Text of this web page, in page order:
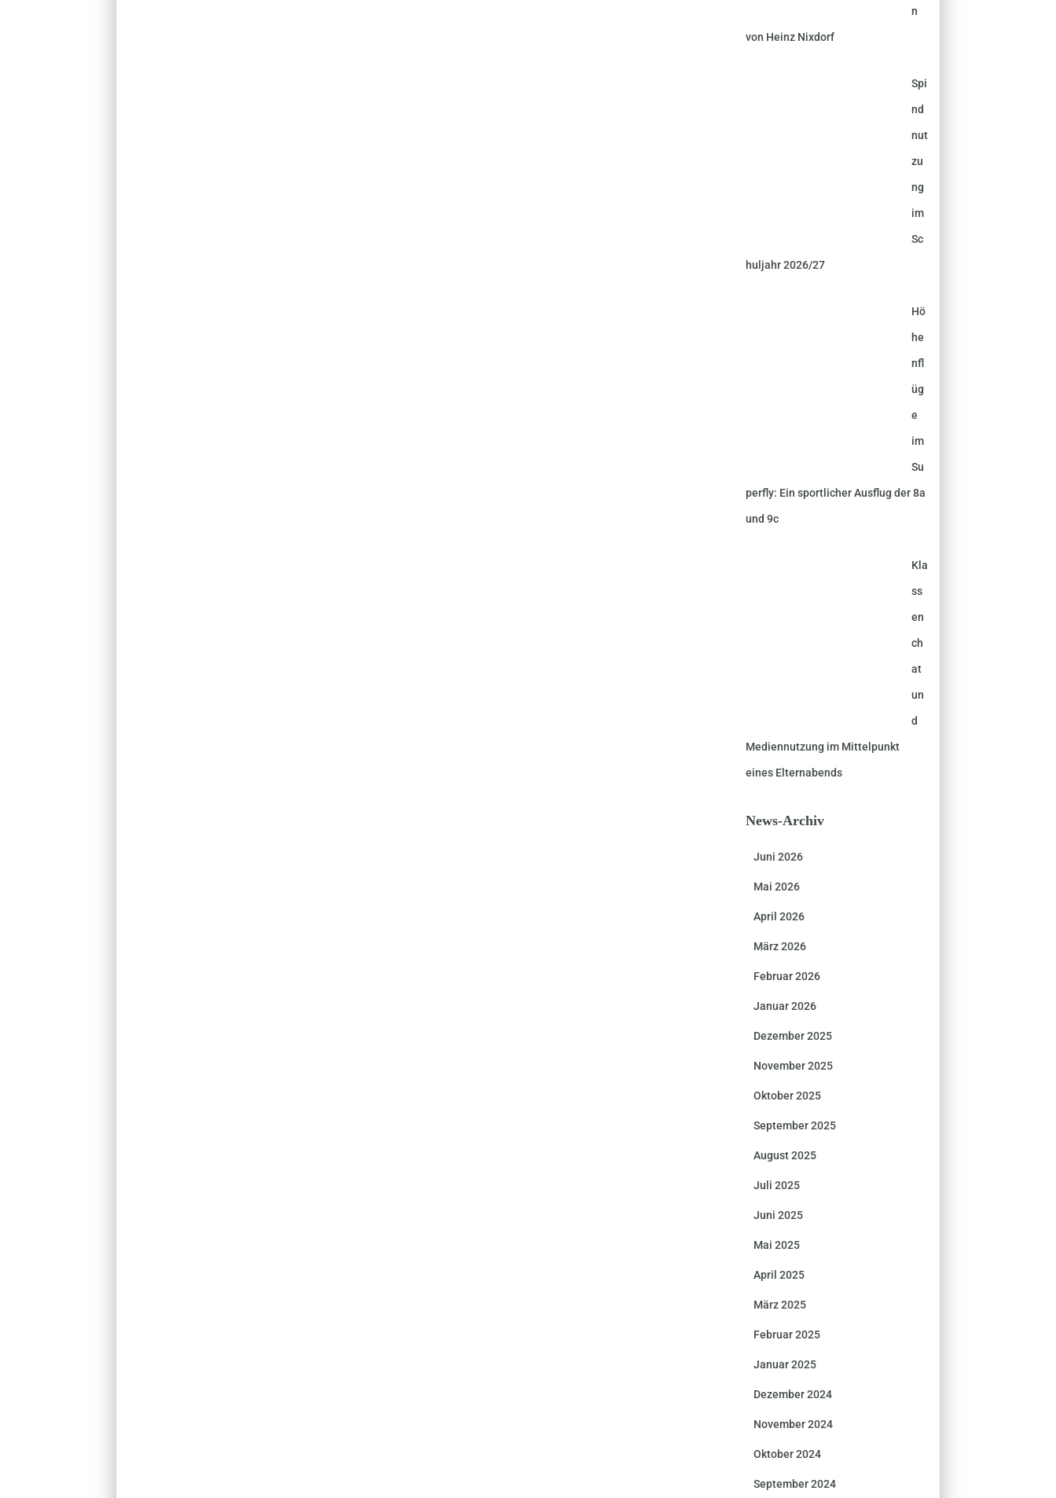
n
von Heinz Nixdorf
Spi
nd
nut
zu
ng
im
Sc
huljahr 2026/27
Hö
he
nfl
üg
e
im
Su
perfly: Ein sportlicher Ausflug der 8a
und 9c
Kla
ss
en
ch
at
un
d
Mediennutzung im Mittelpunkt
eines Elternabends
News-Archiv
Juni 2026
Mai 2026
April 2026
März 2026
Februar 2026
Januar 2026
Dezember 2025
November 2025
Oktober 2025
September 2025
August 2025
Juli 2025
Juni 2025
Mai 2025
April 2025
März 2025
Februar 2025
Januar 2025
Dezember 2024
November 2024
Oktober 2024
September 2024